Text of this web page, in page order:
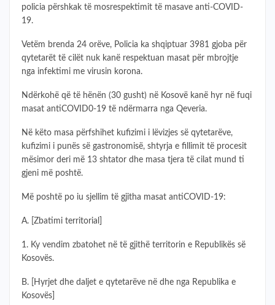
policia përshkak të mosrespektimit të masave anti-COVID-
19.
Vetëm brenda 24 orëve, Policia ka shqiptuar 3981 gjoba për
qytetarët të cilët nuk kanë respektuan masat për mbrojtje
nga infektimi me virusin korona.
Ndërkohë që të hënën (30 gusht) në Kosovë kanë hyr në fuqi
masat antiCOVID0-19 të ndërmarra nga Qeveria.
Në këto masa përfshihet kufizimi i lëvizjes së qytetarëve,
kufizimi i punës së gastronomisë, shtyrja e fillimit të procesit
mësimor deri më 13 shtator dhe masa tjera të cilat mund ti
gjeni më poshtë.
Më poshtë po iu sjellim të gjitha masat antiCOVID-19:
A. [Zbatimi territorial]
1. Ky vendim zbatohet në të gjithë territorin e Republikës së
Kosovës.
B. [Hyrjet dhe daljet e qytetarëve në dhe nga Republika e
Kosovës]